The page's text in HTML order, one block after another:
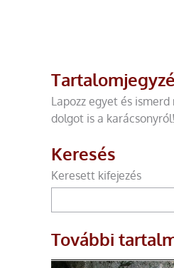
Lapozz egyet és
dolgot is a karácsonyról!
Keresés
Keresett kifejezés
További